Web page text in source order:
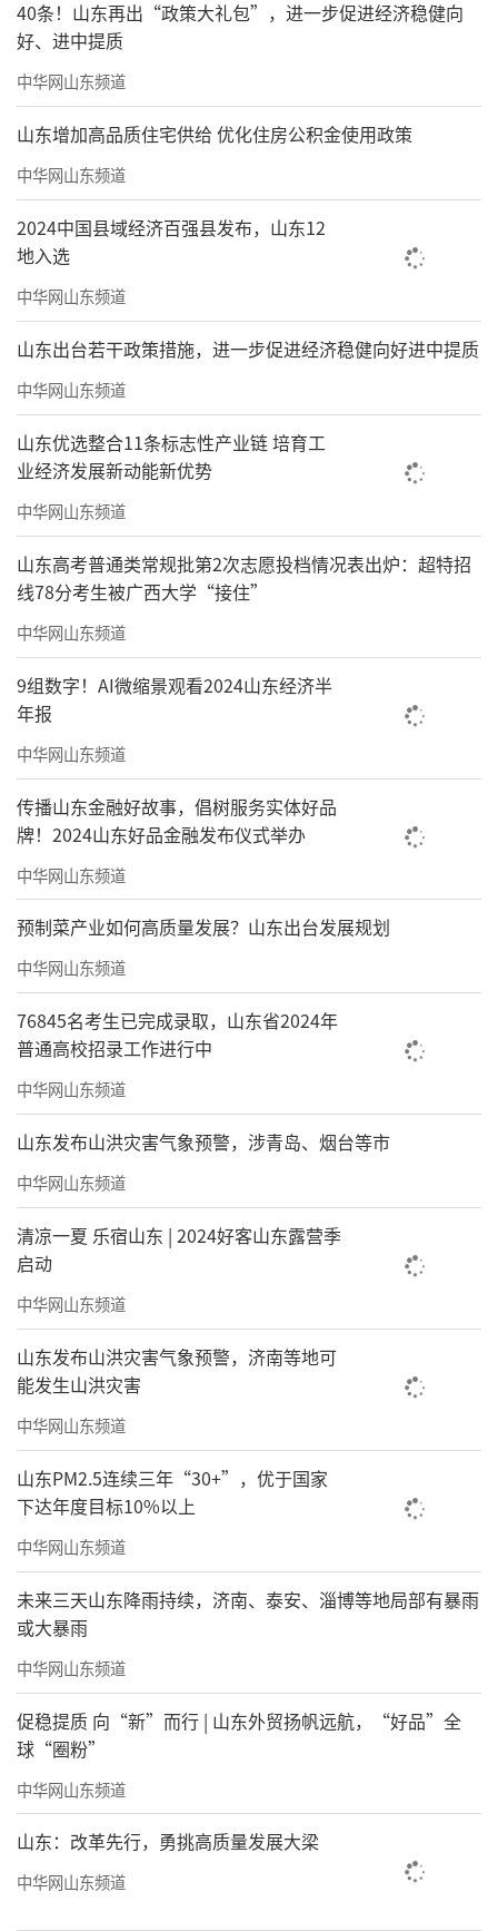
40条！山东再出“政策大礼包”，进一步促进经济稳健向
好、进中提质
中华网山东频道
山东增加高品质住宅供给 优化住房公积金使用政策
中华网山东频道
2024中国县域经济百强县发布，山东12
地入选
中华网山东频道
山东出台若干政策措施，进一步促进经济稳健向好进中提质
中华网山东频道
山东优选整合11条标志性产业链 培育工
业经济发展新动能新优势
中华网山东频道
山东高考普通类常规批第2次志愿投档情况表出炉：超特招
线78分考生被广西大学“接住”
中华网山东频道
9组数字！AI微缩景观看2024山东经济半
年报
中华网山东频道
传播山东金融好故事，倡树服务实体好品
牌！2024山东好品金融发布仪式举办
中华网山东频道
预制菜产业如何高质量发展？山东出台发展规划
中华网山东频道
76845名考生已完成录取，山东省2024年
普通高校招录工作进行中
中华网山东频道
山东发布山洪灾害气象预警，涉青岛、烟台等市
中华网山东频道
清凉一夏 乐宿山东 | 2024好客山东露营季
启动
中华网山东频道
山东发布山洪灾害气象预警，济南等地可
能发生山洪灾害
中华网山东频道
山东PM2.5连续三年“30+”，优于国家
下达年度目标10%以上
中华网山东频道
未来三天山东降雨持续，济南、泰安、淄博等地局部有暴雨
或大暴雨
中华网山东频道
促稳提质 向“新”而行 | 山东外贸扬帆远航，“好品”全
球“圈粉”
中华网山东频道
山东：改革先行，勇挑高质量发展大梁
中华网山东频道